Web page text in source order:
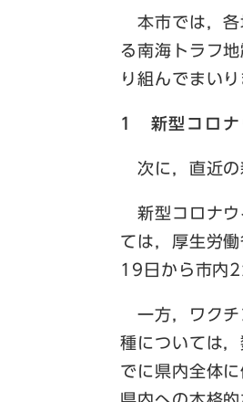
本市では，各
る南海トラフ
り組んでまいり
1 新型コロナ
次に，直近の
新型コロナウ
ては，厚生労
19日から市内2
一方，ワクチ
種については
でに県内全体